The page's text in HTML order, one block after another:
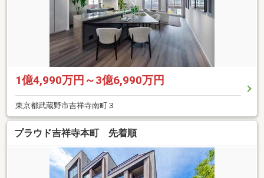
1億4,990万円～3億6,990万円
東京都武蔵野市吉祥寺南町３
プラウド吉祥寺本町 先着順